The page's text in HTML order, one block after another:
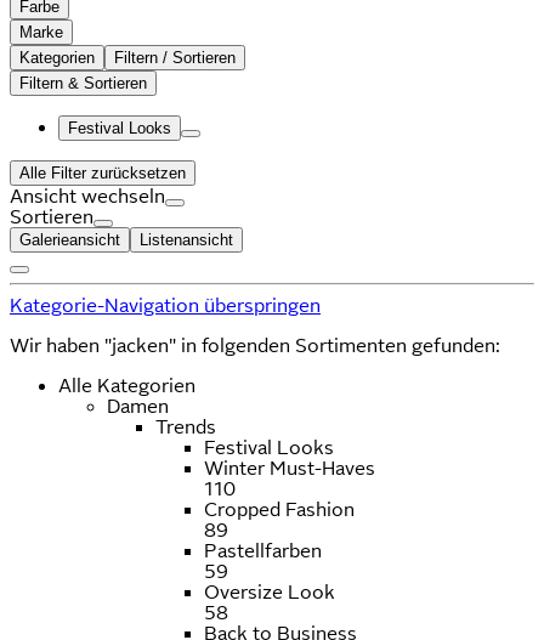
Farbe
Marke
Kategorien
Filtern / Sortieren
Filtern & Sortieren
Festival Looks
Alle Filter zurücksetzen
Ansicht wechseln
Sortieren
Galerieansicht Listenansicht
Kategorie-Navigation überspringen
Wir haben "jacken" in folgenden Sortimenten gefunden:
Alle Kategorien
Damen
Trends
Festival Looks
Winter Must-Haves
110
Cropped Fashion
89
Pastellfarben
59
Oversize Look
58
Back to Business